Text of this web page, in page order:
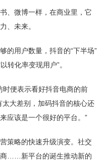
、微博一样，在商业里，它
、未来。
的用户数量，抖音的“下半场”
转化率变现用户”。
时便表示看好抖音电商的前
大差别，加码抖音的核心还
应该是一个很好的平台。”
策略的快速升级演变。社交
商……新平台的诞生推动新的